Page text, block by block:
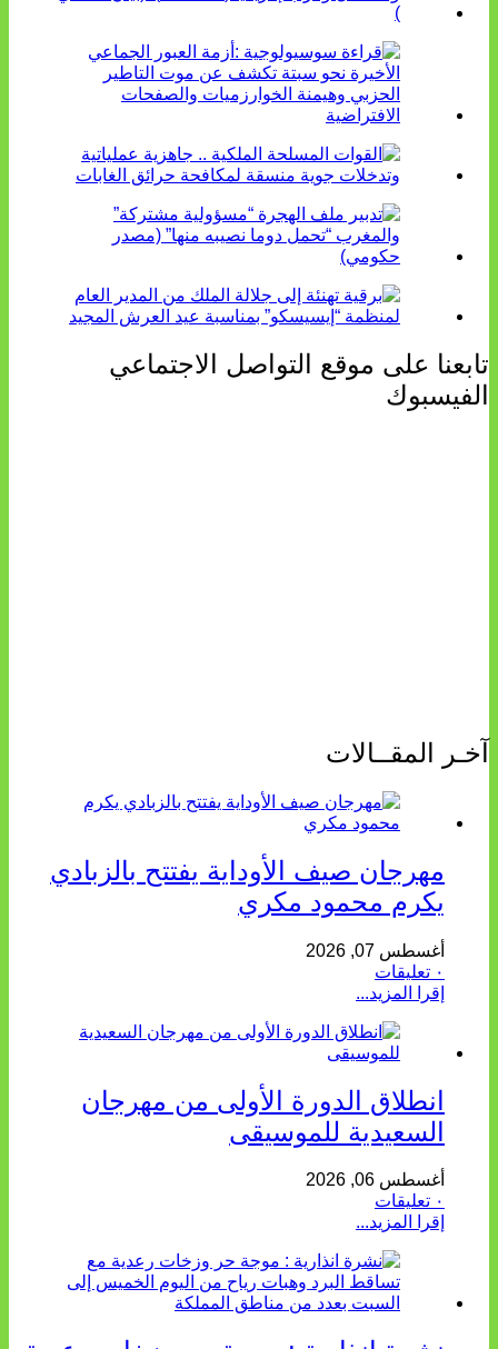
تابعنا على موقع التواصل الاجتماعي
الفيسبوك
آخـر المقــالات
مهرجان صيف الأوداية يفتتح بالزبادي
يكرم محمود مكري
أغسطس 07, 2026
٠ تعليقات
إقرا المزيد...
انطلاق الدورة الأولى من مهرجان
السعيدية للموسيقى
أغسطس 06, 2026
٠ تعليقات
إقرا المزيد...